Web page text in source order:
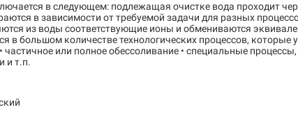
в следующем: подлежащая очистке вода проходит
в зависимости от требуемой задачи для разных
из воды соответствующие ионы и обмениваются
большом количестве технологических процессов, которые
или полное обессоливание • специальные
и т.п.